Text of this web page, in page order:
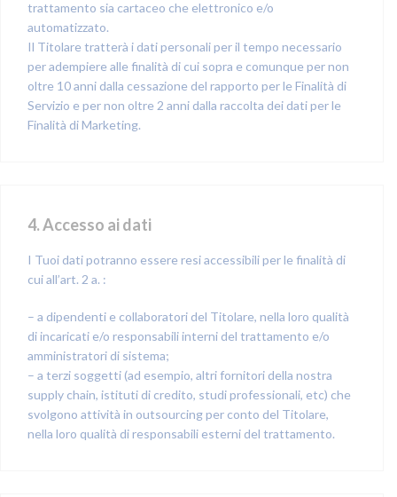
trattamento sia cartaceo che elettronico e/o
automatizzato.
Il Titolare tratterà i dati personali per il tempo necessario
per adempiere alle finalità di cui sopra e comunque per non
oltre 10 anni dalla cessazione del rapporto per le Finalità di
Servizio e per non oltre 2 anni dalla raccolta dei dati per le
Finalità di Marketing.
4. Accesso ai dati
I Tuoi dati potranno essere resi accessibili per le finalità di
cui all’art. 2 a. :
– a dipendenti e collaboratori del Titolare, nella loro qualità
di incaricati e/o responsabili interni del trattamento e/o
amministratori di sistema;
– a terzi soggetti (ad esempio, altri fornitori della nostra
supply chain, istituti di credito, studi professionali, etc) che
svolgono attività in outsourcing per conto del Titolare,
nella loro qualità di responsabili esterni del trattamento.